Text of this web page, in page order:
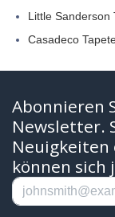
Little Sanderson
Casadeco
Abonnieren
Newsletter.
Neuigkeiten
können sich